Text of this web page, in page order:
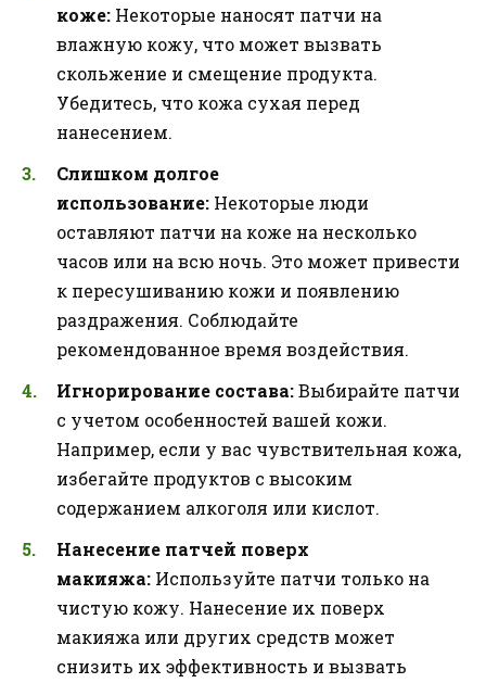
коже: Некоторые наносят патчи на
влажную кожу, что может вызвать
скольжение и смещение продукта.
Убедитесь, что кожа сухая перед
нанесением.
Слишком долгое
использование: Некоторые люди
оставляют патчи на коже на несколько
часов или на всю ночь. Это может привести
к пересушиванию кожи и появлению
раздражения. Соблюдайте
рекомендованное время воздействия.
Игнорирование состава:Выбирайте патчи
с учетом особенностей вашей кожи.
Например, если у вас чувствительная кожа,
избегайте продуктов с высоким
содержанием алкоголя или кислот.
Нанесение патчей поверх
макияжа: Используйте патчи только на
чистую кожу. Нанесение их поверх
макияжа или других средств может
снизить их эффективность и вызвать